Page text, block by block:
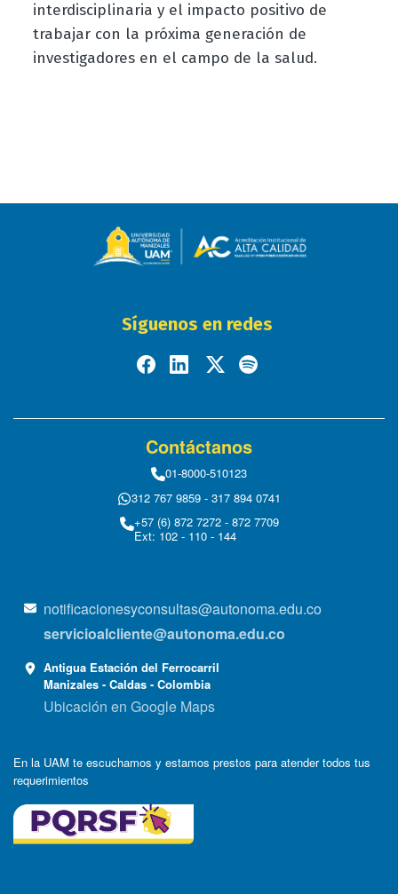
interdisciplinaria y el impacto positivo de
trabajar con la próxima generación de
investigadores en el campo de la salud.
Síguenos en redes
Contáctanos
01-8000-510123
312 767 9859 - 317 894 0741
+57 (6) 872 7272 - 872 7709
Ext: 102 - 110 - 144
notificacionesyconsultas@autonoma.edu.co
servicioalcliente@autonoma.edu.co
Antigua Estación del Ferrocarril
Manizales - Caldas - Colombia
Ubicación en Google Maps
En la UAM te escuchamos y estamos prestos para atender todos tus
requerimientos